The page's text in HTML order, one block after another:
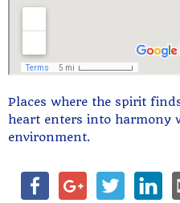
Places where the spirit
heart enters into harmony
environment.